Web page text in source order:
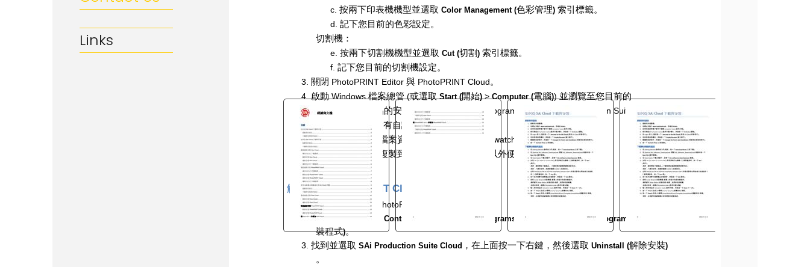
Links
SAiCloudResellerDocumentation_ChiT.pdf
c. 按兩下印表機機型並選取 Color Management (色彩管理) 索引標籤。
d. 記下您目前的色彩設定。
切割機：
e. 按兩下切割機機型並選取 Cut (切割 ) 索引標籤。
f. 記下您目前的切割機設定。
3. 關閉 PhotoPRINT Editor 與 PhotoPRINT Cloud。
4. 啟動 Windows 檔案總管 (或選取 Start (開始) > Computer (電腦)) 並瀏覽至您目前的
PhotoPRINT
產品的安裝資料夾 C:\Program Files\SAi\SAi Production Suite)
。
5.
複製此資料夾內所有自訂或已下載檔案。
這裡最常儲存的檔案資料位於
Swatch
資料夾內。
只要將這些檔案複製到
以外便利的位置即可。
解除安裝PhotoPRINT Cloud
1.關閉所有版本的 PhotoPRINT Cloud
2.前往Start (開始) Control Panel ( >Programs ( 程式集 Uninstall Programs ( 解除安
裝程式)。
3. 找到並選取 SAi Production Suite Cloud ，在上面按一下右鍵，然後選取 Uninstall (解除安裝)
。